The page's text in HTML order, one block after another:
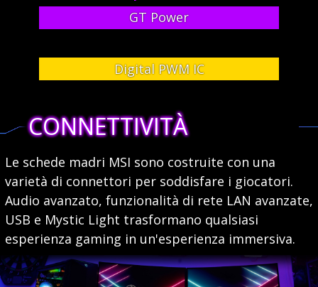
GT Power
Digital PWM IC
CONNETTIVITÀ
Le schede madri MSI sono costruite con una
varietà di connettori per soddisfare i giocatori.
Audio avanzato, funzionalità di rete LAN avanzate,
USB e Mystic Light trasformano qualsiasi
esperienza gaming in un'esperienza immersiva.